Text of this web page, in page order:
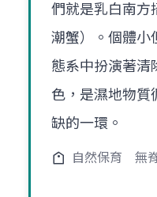
們就是乳白南方
潮蟹）。個體小
態系中扮演著清
色，是濕地物質
缺的一環。
自然保育 無